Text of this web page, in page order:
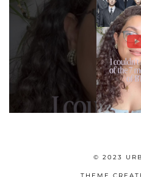
© 2023